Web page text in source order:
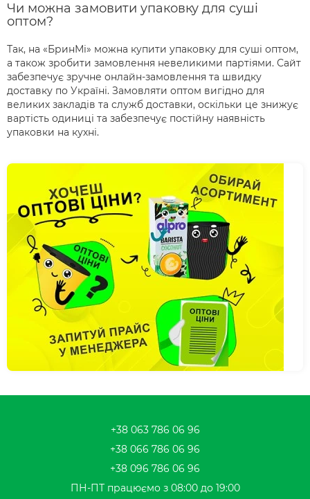
Чи можна замовити упаковку для суші
оптом?
Так, на «БринМі» можна купити упаковку для суші оптом,
а також зробити замовлення невеликими партіями. Сайт
забезпечує зручне онлайн-замовлення та швидку
доставку по Україні. Замовляти оптом вигідно для
великих закладів та служб доставки, оскільки це знижує
вартість одиниці та забезпечує постійну наявність
упаковки на кухні.
+38 063 786 06 96
+38 066 786 06 96
+38 096 786 06 96
ПН-ПТ працюємо з 08:00 до 19:00